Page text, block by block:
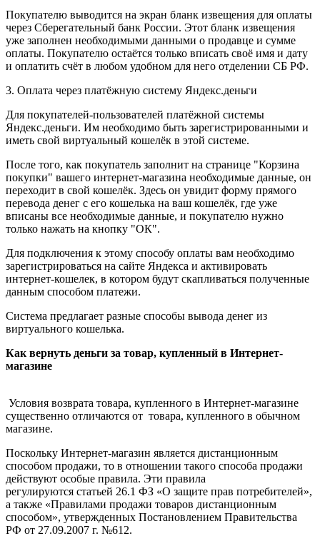
Покупателю выводится на экран бланк извещения для оплаты
через Сберегательный банк России. Этот бланк извещения
уже заполнен необходимыми данными о продавце и сумме
оплаты. Покупателю остаётся только вписать своё имя и дату
и оплатить счёт в любом удобном для него отделении СБ РФ.
3. Оплата через платёжную систему Яндекс.деньги
Для покупателей-пользователей платёжной системы
Яндекс.деньги. Им необходимо быть зарегистрированными и
иметь свой виртуальный кошелёк в этой системе.
После того, как покупатель заполнит на странице "Корзина
покупки" вашего интернет-магазина необходимые данные, он
переходит в свой кошелёк. Здесь он увидит форму прямого
перевода денег с его кошелька на ваш кошелёк, где уже
вписаны все необходимые данные, и покупателю нужно
только нажать на кнопку "ОК".
Для подключения к этому способу оплаты вам необходимо
зарегистрироваться на сайте Яндекса и активировать
интернет-кошелек, в котором будут скапливаться полученные
данным способом платежи.
Система предлагает разные способы вывода денег из
виртуального кошелька.
Как вернуть деньги за товар, купленный в Интернет-
магазине
Условия возврата товара, купленного в Интернет-магазине
существенно отличаются от товара, купленного в обычном
магазине.
Поскольку Интернет-магазин является дистанционным
способом продажи, то в отношении такого способа продажи
действуют особые правила. Эти правила
регулируются статьей 26.1 ФЗ «О защите прав потребителей»,
а также «Правилами продажи товаров дистанционным
способом», утвержденных Постановлением Правительства
РФ от 27.09.2007 г. №612.